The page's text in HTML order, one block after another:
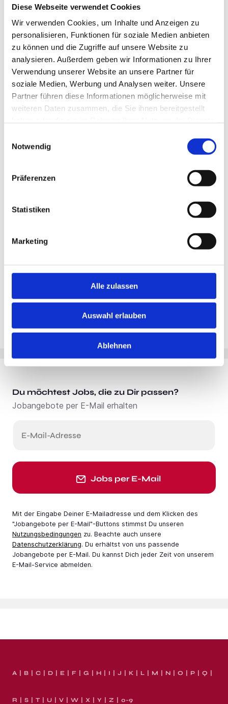
Diese Webseite verwendet Cookies
Wir verwenden Cookies, um Inhalte und Anzeigen zu
personalisieren, Funktionen für soziale Medien anbieten
zu können und die Zugriffe auf unsere Website zu
analysieren. Außerdem geben wir Informationen zu Ihrer
Verwendung unserer Website an unsere Partner für
soziale Medien, Werbung und Analysen weiter. Unsere
Partner führen diese Informationen möglicherweise mit
weiteren Daten zusammen, die Sie ihnen bereitgestellt
Notwendig
Präferenzen
Statistiken
Marketing
Alle zulassen
Auswahl erlauben
Ablehnen
Schweißkenntnisse
Selbstständige und zuverlässige Arbeitsweise
PKW zwingend erforderlich
Sie suchen eine langfristige Perspektive in Tagschicht
und möchten Ihr Fachwissen im Metallbereich gezielt
einbringen? Dann freuen wir uns auf Ihre Bewerbung.
Standort: Ziegra-Knobelsdorf
Du möchtest Jobs, die zu Dir passen?
Jobangebote per E-Mail erhalten
E-Mail-Adresse
Jobs per E-Mail
Mit der Eingabe Deiner E-Mail­adresse und dem Klicken des
"Jobangebote per E-Mail"-Buttons stimmst Du unseren
Nutzungsbedingungen zu. Beachte auch unsere
Datenschutzerklärung. Du erhältst von uns passende
Jobangebote per E-Mail. Du kannst Dich jeder Zeit von unserem
E-Mail-Service abmelden.
A B C D E F G H I J K L M N O P Q
R S T U V W X Y Z 0-9